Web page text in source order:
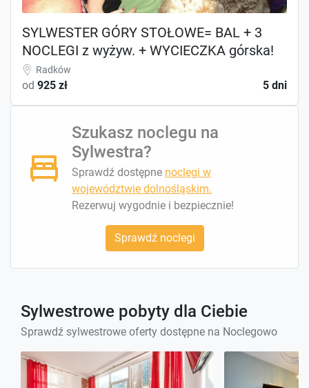
SYLWESTER GÓRY STOŁOWE= BAL + 3
NOCLEGI z wyżyw. + WYCIECZKA górska!
Radków
od 925 zł 5 dni
Szukasz noclegu na
Sylwestra?
Sprawdź dostępne noclegi w
województwie dolnośląskim.
Rezerwuj wygodnie i bezpiecznie!
Sprawdź noclegi
Sylwestrowe pobyty dla Ciebie
Sprawdź sylwestrowe oferty dostępne na Noclegowo